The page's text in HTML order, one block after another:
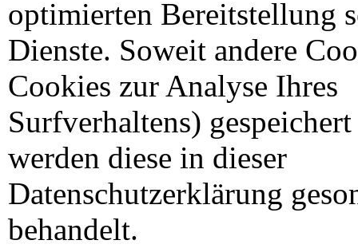
optimierten Bereitstellung
Dienste. Soweit andere
Cookies zur Analyse Ihres
Surfverhaltens)
werden diese in dieser
Datenschutzerklärung
behandelt.